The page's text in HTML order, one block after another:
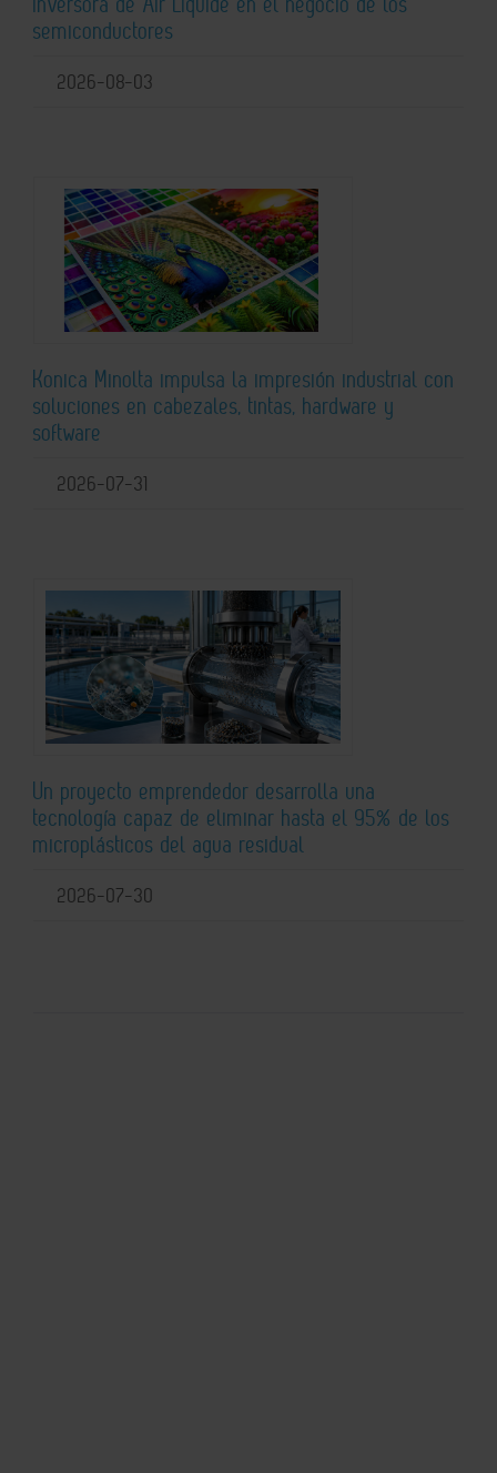
semiconductores
2026-08-03
Konica Minolta impulsa la impresión industrial con
soluciones en cabezales, tintas, hardware y
software
2026-07-31
Un proyecto emprendedor desarrolla una
tecnología capaz de eliminar hasta el 95% de los
microplásticos del agua residual
2026-07-30